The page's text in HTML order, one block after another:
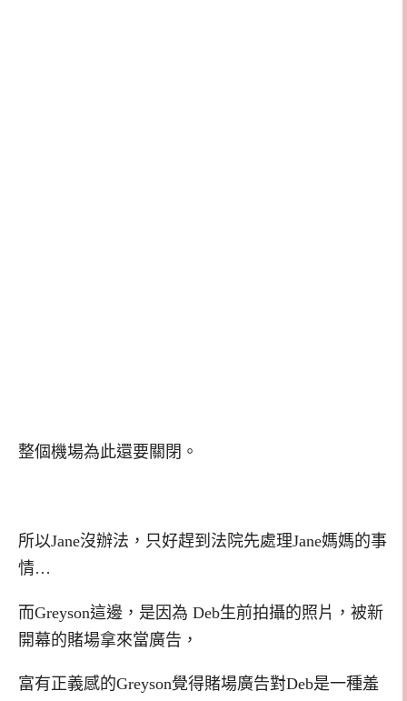
整個機場為此還要關閉。
所以Jane沒辦法，只好趕到法院先處理Jane媽媽的事
情…
而Greyson這邊，是因為 Deb生前拍攝的照片，被新
開幕的賭場拿來當廣告，
富有正義感的Greyson覺得賭場廣告對Deb是一種羞